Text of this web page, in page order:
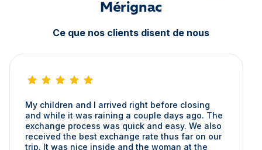
Mérignac
Ce que nos clients disent de nous
My children and I arrived right before closing
and while it was raining a couple days ago. The
exchange process was quick and easy. We also
received the best exchange rate thus far on our
trip. It was nice inside and the woman at the